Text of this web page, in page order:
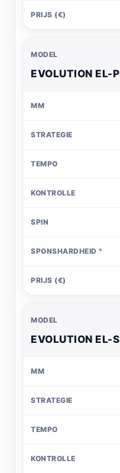
EVOLUTION EL-P
EVOLUTION EL-S